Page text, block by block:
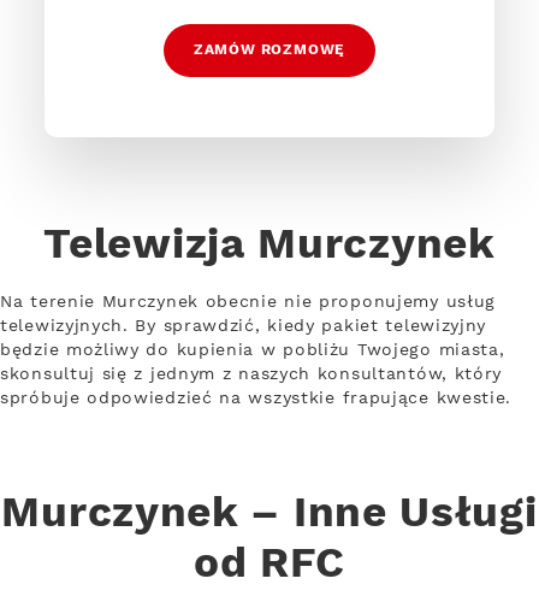
ZAMÓW ROZMOWĘ
Telewizja Murczynek
Na terenie Murczynek obecnie nie proponujemy usług
telewizyjnych. By sprawdzić, kiedy pakiet telewizyjny
będzie możliwy do kupienia w pobliżu Twojego miasta,
skonsultuj się z jednym z naszych konsultantów, który
spróbuje odpowiedzieć na wszystkie frapujące kwestie.
Murczynek – Inne Usługi
od RFC